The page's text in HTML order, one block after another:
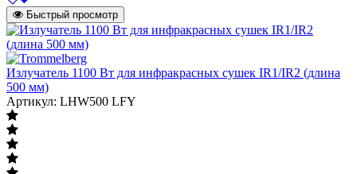
Быстрый просмотр
Излучатель 1100 Вт для инфракрасных сушек IR1/IR2 (длина
500 мм)
Артикул: LHW500 LFY